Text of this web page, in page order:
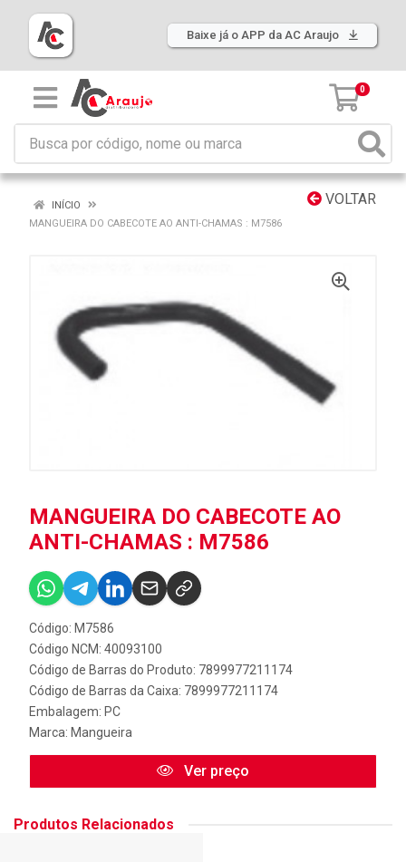
Baixe já o APP da AC Araujo
0
VOLTAR
INÍCIO
MANGUEIRA DO CABECOTE AO ANTI-CHAMAS : M7586
MANGUEIRA DO CABECOTE AO
ANTI-CHAMAS : M7586
Código: M7586
Código NCM: 40093100
Código de Barras do Produto: 7899977211174
Código de Barras da Caixa: 7899977211174
Embalagem: PC
Marca: Mangueira
Ver preço
Produtos Relacionados